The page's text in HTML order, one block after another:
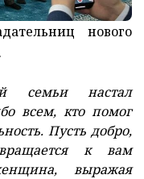
нового
семьи настал
всем, кто помог
Пусть добро,
к вам
выражая